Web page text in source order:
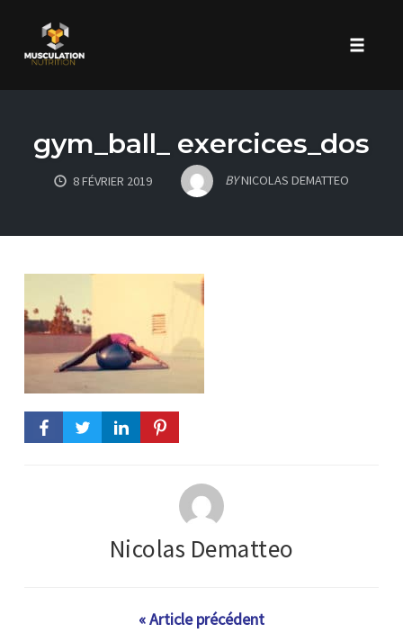
contentgym_ball_ exercices_dos
8 FÉVRIER 2019 BYNICOLAS DEMATTEO
Nicolas Dematteo
« Article précédent